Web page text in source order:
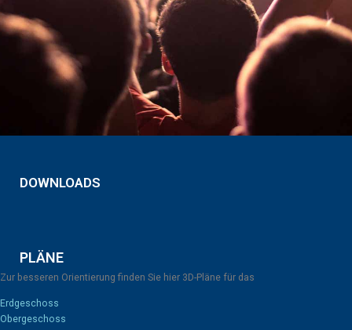
DOWNLOADS
PLÄNE
Zur besseren Orientierung finden Sie hier 3D-Pläne für das
Erdgeschoss
Obergeschoss